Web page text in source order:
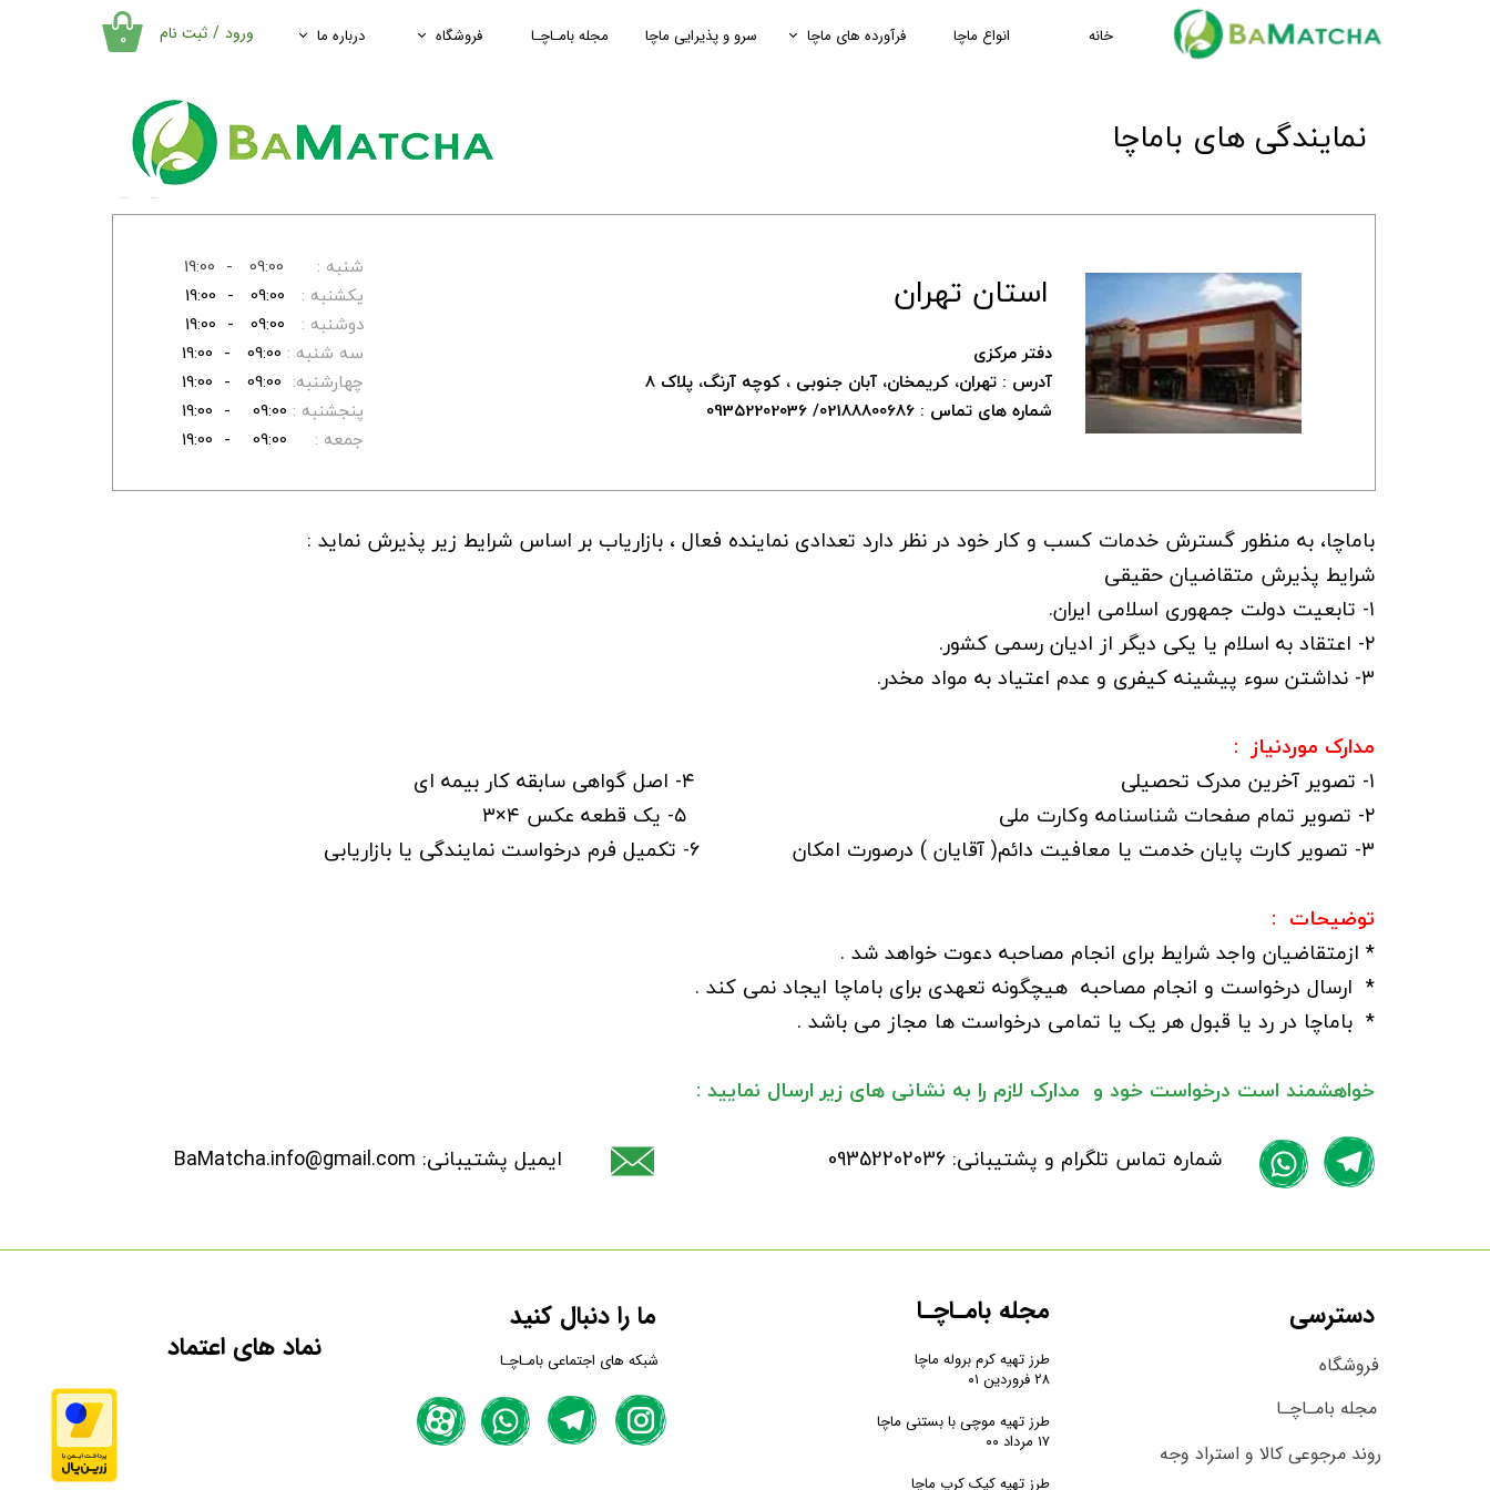
ورود / ثبت نام
تغییر گذر واژه
سفارشات
خروج از حساب
۰ خانه انواع ماچا فرآورده های ماچا سرو و پذیرایی ماچا مجله بامـاچـا فروشگاه درباره ما
نمایندگی های باماچا
استان تهران
دفتر مرکزی
آدرس : تهران، کریمخان، آبان جنوبی ، کوچه آرنگ، پلاک 8
شماره های تماس : 02188800686/ 09352202036
شنبه : 09:00 - 19:00
یکشنبه : 09:00 - 19:00
دوشنبه : 09:00 - 19:00
سه شنبه : 09:00 - 19:00
چهارشنبه: 09:00 - 19:00
پنجشنبه : 09:00 - 19:00
جمعه : 09:00 - 19:00
باماچا، به منظور گسترش خدمات کسب و کار خود در نظر دارد تعدادی نماینده فعال ، بازاریاب بر اساس شرایط زیر پذیرش نماید :
شرایط پذیرش متقاضیان حقیقی
۱- تابعیت دولت جمهوری اسلامی ایران.
۲- اعتقاد به اسلام یا یکی دیگر از ادیان رسمی کشور.
۳- نداشتن سوء پیشینه کیفری و عدم اعتیاد به مواد مخدر.
مدارک موردنیاز :
۱- تصویر آخرین مدرک تحصیلی ۴- اصل گواهی سابقه کار بیمه ای
۲- تصویر تمام صفحات شناسنامه وکارت ملی ۵- یک قطعه عکس ۴×۳
۳- تصویر کارت پایان خدمت یا معافیت دائم( آقایان ) درصورت امکان ۶- تکمیل فرم درخواست نمایندگی یا بازاریابی
توضیحات :
* ازمتقاضیان واجد شرایط برای انجام مصاحبه دعوت خواهد شد .
* ارسال درخواست و انجام مصاحبه هیچگونه تعهدی برای باماچا ایجاد نمی کند .
* باماچا در رد یا قبول هر یک یا تمامی درخواست ها مجاز می باشد .
خواهشمند است درخواست خود و مدارک لازم را به نشانی های زیر ارسال نمایید :
شماره تماس تلگرام و پشتیبانی: 09352202036 ایمیل پشتیبانی: BaMatcha.info@gmail.com
دسترسی
فروشگاه
مجله بامـاچـا
روند مرجوعی کالا و استراد وجه
شبکه های اجتماعی بامـاچـا
ما را دنبال کنید مجله بامـاچـا
طرز تهیه کرم بروله ماچا
۲۸ فروردین ۰۱
طرز تهیه موچی با بستنی ماچا
۱۷ مرداد ۰۰
طرز تهیه کیک کرپ ماچا
نماد های اعتماد